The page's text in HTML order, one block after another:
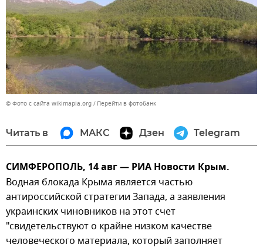
© Фото с сайта wikimapia.org Перейти в фотобанк
Читать в МАКС Дзен Telegram
СИМФЕРОПОЛЬ, 14 авг — РИА Новости Крым.
Водная блокада Крыма является частью
антироссийской стратегии Запада, а заявления
украинских чиновников на этот счет
"свидетельствуют о крайне низком качестве
человеческого материала, который заполняет